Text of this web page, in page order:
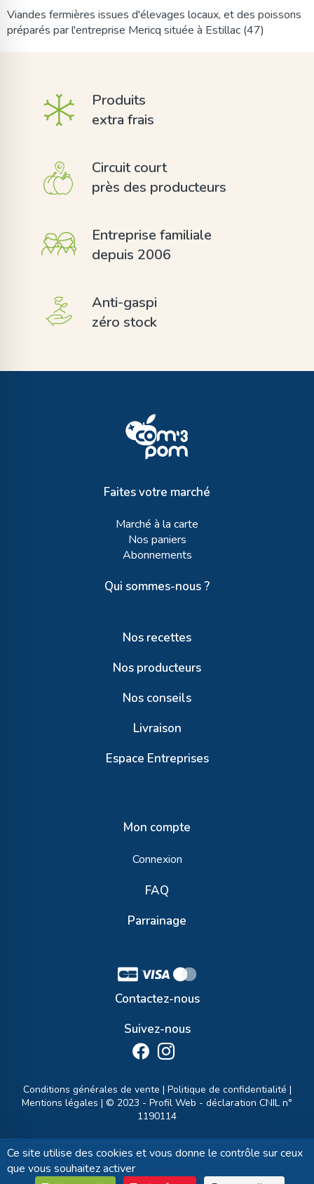
Viandes fermières issues d'élevages locaux, et des poissons
préparés par l'entreprise Mericq située à Estillac (47)
Produits
extra frais
Circuit court
près des producteurs
Entreprise familiale
depuis 2006
Anti-gaspi
zéro stock
Faites votre marché
Marché à la carte
Nos paniers
Abonnements
Qui sommes-nous ?
Nos recettes
Nos producteurs
Nos conseils
Livraison
Espace Entreprises
Mon compte
Connexion
FAQ
Parrainage
Contactez-nous
Suivez-nous
Conditions générales de vente | Politique de confidentialité |
Mentions légales | © 2023 - Profil Web - déclaration CNIL n°
1190114
Ce site utilise des cookies et vous donne le contrôle sur ceux
que vous souhaitez activer